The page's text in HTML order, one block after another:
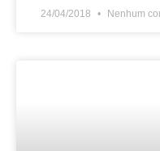
24/04/2018 Nenhum